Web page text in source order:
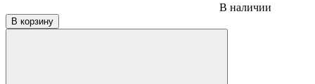
В наличии
В корзину